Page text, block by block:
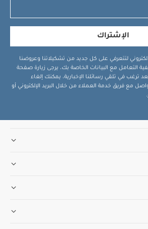
الإشتراك
لتتعرفي على كل جديد من تشكيلاتنا وعروضنا
التعامل مع البيانات الخاصة بك، يرجى زيارة صفحة
ترغب في تلقي رسائلنا الإخبارية، يمكنك إلغاء
مع فريق خدمة العملاء من خلال البريد الإلكتروني أو
.